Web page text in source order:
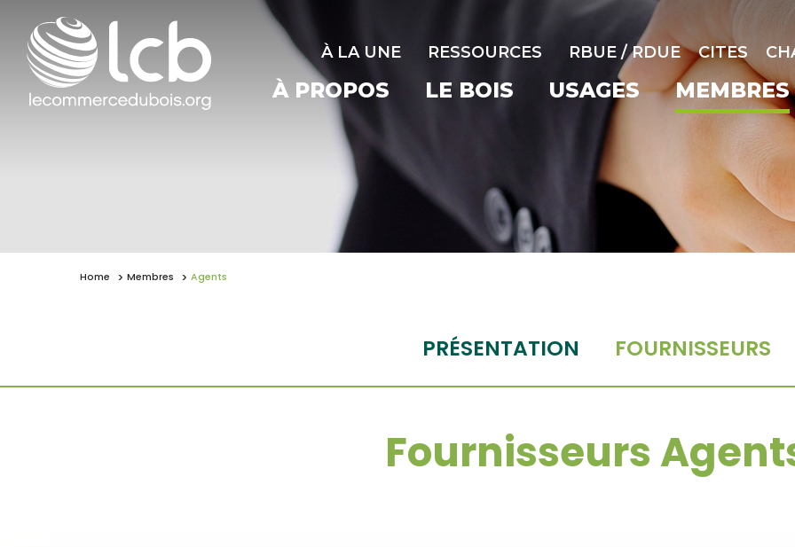
À LA UNE RESSOURCES RBUE / RDUE CITES
À PROPOS LE BOIS USAGES MEMBRES
Home Membres Agents
PRÉSENTATION FOURNISSEURS
Fournisseurs